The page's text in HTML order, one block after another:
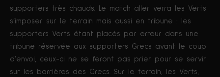
supporters très chauds. Le match aller verra les Verts
s’imposer sur le terrain mais aussi en tribune : les
supporters Verts étant placés par erreur dans une
tribune réservée aux supporters Grecs avant le coup
d’envoi, ceux-ci ne se feront pas prier pour se servir
sur les barrières des Grecs. Sur le terrain, les Verts,